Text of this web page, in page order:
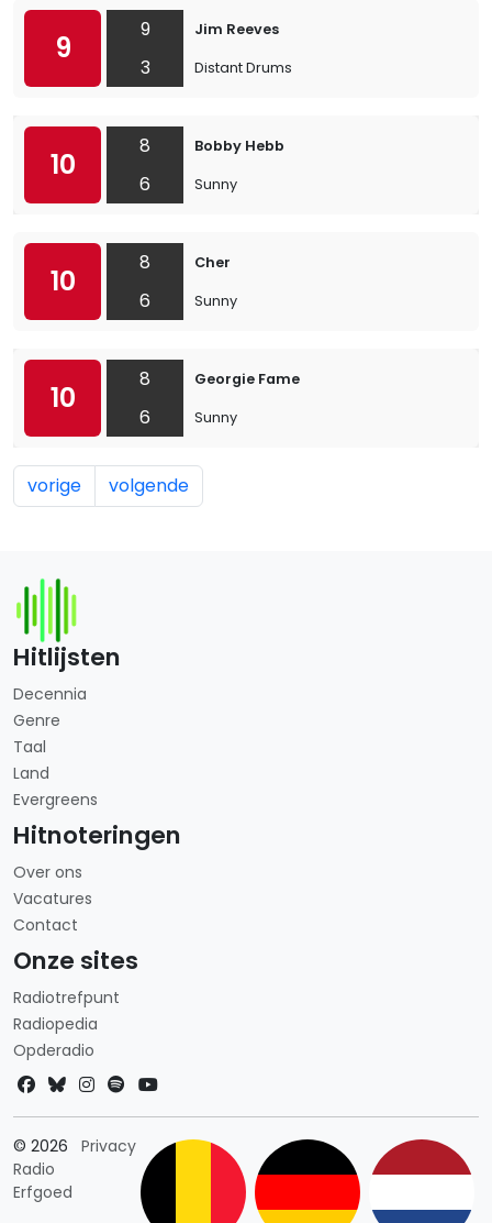
9
9
3
Jim Reeves
Distant Drums
10
8
6
Bobby Hebb
Sunny
10
8
6
Cher
Sunny
10
8
6
Georgie Fame
Sunny
vorige volgende
Hitlijsten
Decennia
Genre
Taal
Land
Evergreens
Hitnoteringen
Over ons
Vacatures
Contact
Onze sites
Radiotrefpunt
Radiopedia
Opderadio
© 2026
Radio
Erfgoed
PrivacyLandkeuze